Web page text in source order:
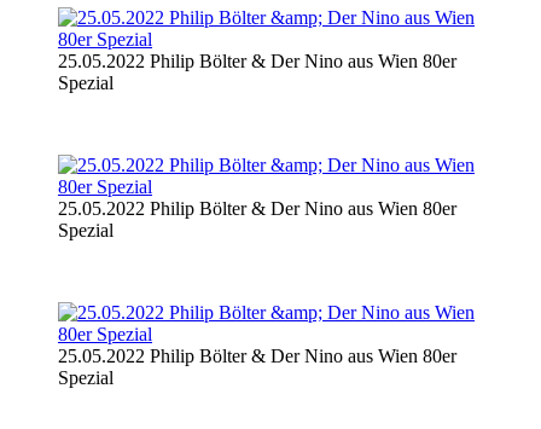
25.05.2022 Philip Bölter & Der Nino aus Wien 80er
Spezial
25.05.2022 Philip Bölter & Der Nino aus Wien 80er
Spezial
25.05.2022 Philip Bölter & Der Nino aus Wien 80er
Spezial